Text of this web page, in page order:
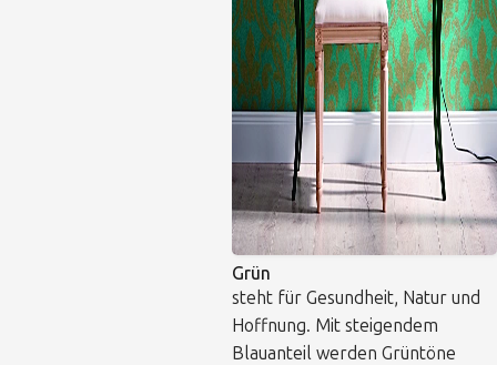
Grün
steht für Gesundheit, Natur und
Hoffnung. Mit steigendem
Blauanteil werden Grüntöne